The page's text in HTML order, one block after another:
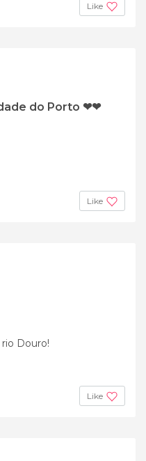
Like
do Porto ❤❤
Like
Douro!
Like